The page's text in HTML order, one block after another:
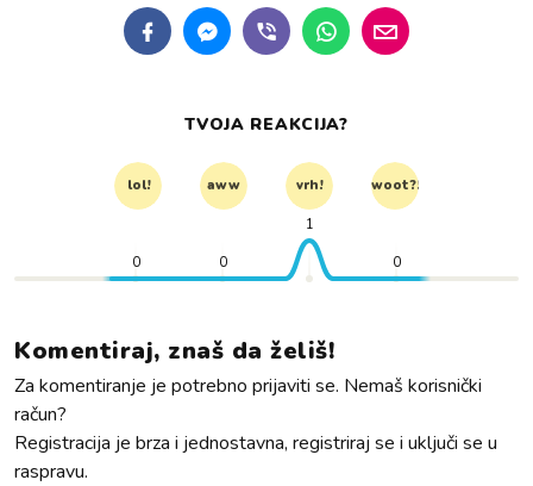
TVOJA REAKCIJA?
lol! aww vrh! woot?!
0 0
1
0
Komentiraj, znaš da želiš!
Za komentiranje je potrebno prijaviti se. Nemaš korisnički
račun?
Registracija je brza i jednostavna, registriraj se i uključi se u
raspravu.